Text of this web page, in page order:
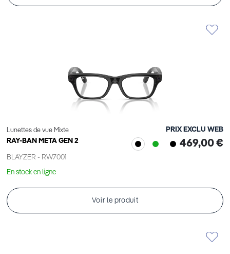
Lunettes de vue Mixte
RAY-BAN META GEN 2
BLAYZER - RW7001
PRIX EXCLU WEB
469,00 €
En stock en ligne
Voir le produit